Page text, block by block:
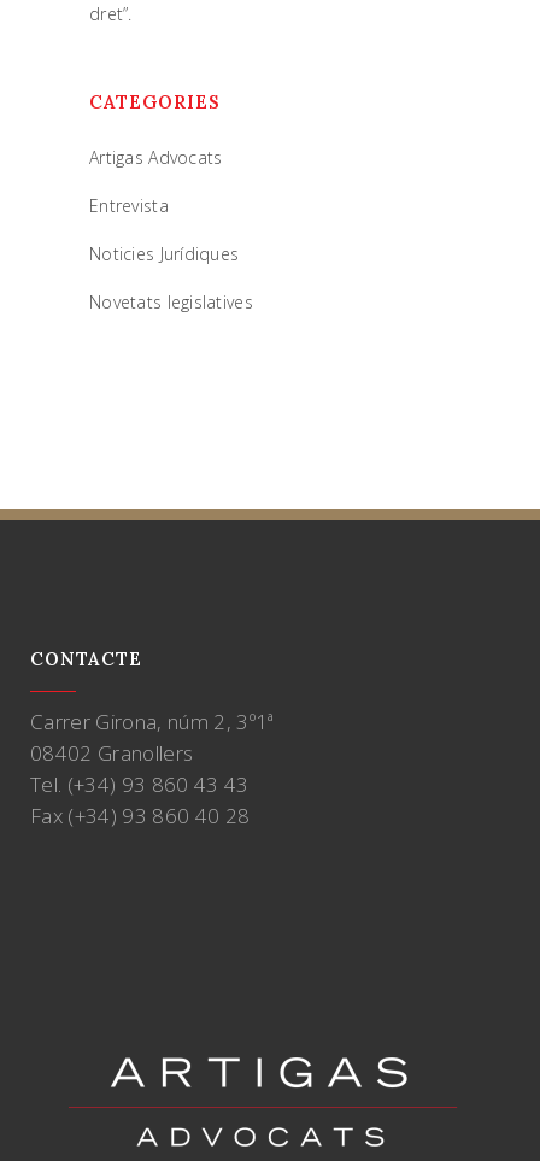
dret”.
CATEGORIES
Artigas Advocats
Entrevista
Noticies Jurídiques
Novetats legislatives
CONTACTE
Carrer Girona, núm 2, 3º1ª
08402 Granollers
Tel. (+34) 93 860 43 43
Fax (+34) 93 860 40 28